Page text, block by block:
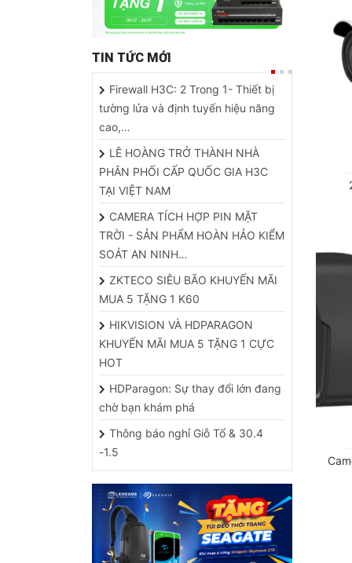
TIN TỨC MỚI
Firewall H3C: 2 Trong 1- Thiết bị
tường lửa và định tuyến hiệu năng
LÊ HOÀNG TRỞ THÀNH NHÀ
PHÂN PHỐI CẤP QUỐC GIA H3C
TẠI VIỆT NAM
CAMERA TÍCH HỢP PIN MẶT
TRỜI - SẢN PHẨM HOÀN HẢO KIỂM
SOÁT AN NINH…
ZKTECO SIÊU BÃO KHUYẾN MÃI
MUA 5 TẶNG 1 K60
HIKVISION VÀ HDPARAGON
KHUYẾN MÃI MUA 5 TẶNG 1 CỰC
HDParagon: Sự thay đổi lớn đang
Thông báo nghỉ Giỗ Tổ & 30.4